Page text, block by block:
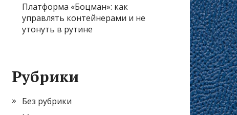
Платформа «Боцман»: как
управлять контейнерами и не
утонуть в рутине
Рубрики
Без рубрики